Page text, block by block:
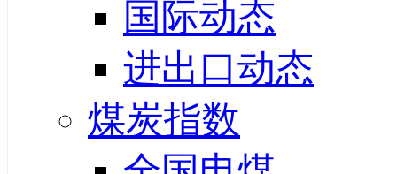
国际动态
进出口动态
煤炭指数